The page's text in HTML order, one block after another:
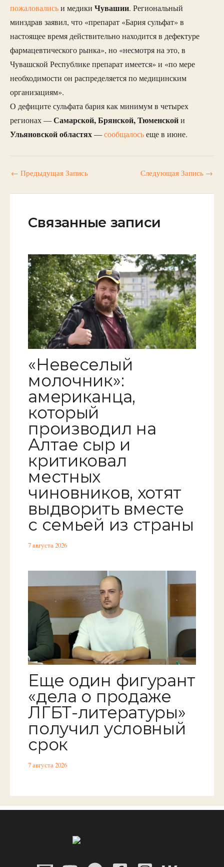
пожаловалисьи медики Чувашии. Региональный
минздрав заявил, что «препарат «Бария сульфат» в
настоящее время действительно находится в дефектуре
фармацевтического рынка», но «несмотря на это, в
Чувашской Республике препарат имеется» и «по мере
необходимости он распределяется по медицинским
организациям».
О дефиците сульфата бария как минимум в четырех
регионах —Самарской, Брянской, Тюменскойи
Ульяновской областях—сообщалосьеще в июне.
← Предыдущая Запись Следующая Запись →
Связанные записи
«Невеселый
молочник»:
американца,
который
производил на
Алтае сыр и
критиковал
местных
чиновников, хотят
выдворить вместе
с семьей из страны
7 августа 2026
Еще один фигурант
«дела о продаже
ЛГБТ-литературы»
получил условный
срок
7 августа 2026